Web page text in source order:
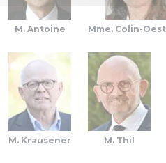
M. Antoine Mme. Colin-
M. Krausener M. Thil